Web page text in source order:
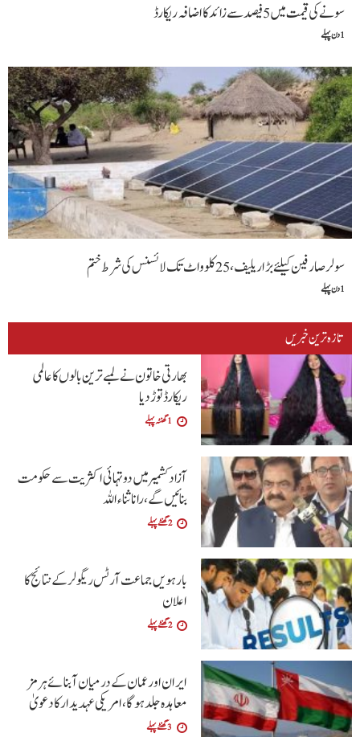
سونے کی قیمت میں 5 فیصد سے زائد کا اضافہ ریکارڈ
1 دن پہلے
سولر صارفین کیلئے بڑا ریلیف، 25 کلوواٹ تک لائسنس کی شرط ختم
1 دن پہلے
تازہ ترین خبریں
بھارتی خاتون نے لمبے ترین بالوں کا عالمی
ریکارڈ توڑ دیا
1 گھنٹہ پہلے
آزاد کشمیر میں دو تہائی اکثریت سے حکومت
بنائیں گے ،رانا ثناء اللہ
2 گھنٹے پہلے
بارہویں جماعت آرٹس ریگولر کے نتائج کا
اعلان
2 گھنٹے پہلے
ایران اور عمان کے درمیان آبنائے ہرمز
معاہدہ جلد ہوگا،امریکی عہدیدار کا دعویٰ
3 گھنٹے پہلے